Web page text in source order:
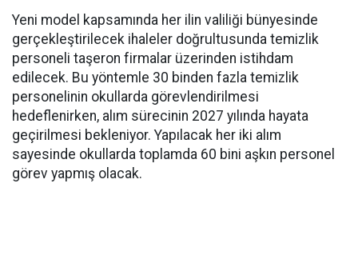
Yeni model kapsamında her ilin valiliği bünyesinde
gerçekleştirilecek ihaleler doğrultusunda temizlik
personeli taşeron firmalar üzerinden istihdam
edilecek. Bu yöntemle 30 binden fazla temizlik
personelinin okullarda görevlendirilmesi
hedeflenirken, alım sürecinin 2027 yılında hayata
geçirilmesi bekleniyor. Yapılacak her iki alım
sayesinde okullarda toplamda 60 bini aşkın personel
görev yapmış olacak.